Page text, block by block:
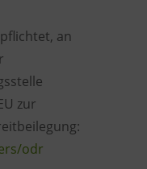
an
zur
odr